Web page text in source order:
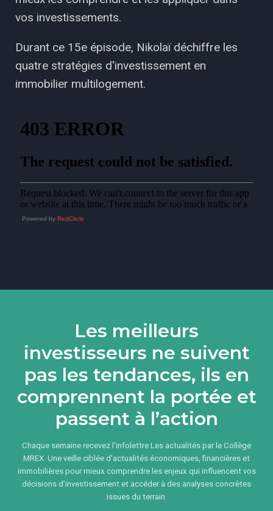
vos investissements.
Durant ce 15e épisode, Nikolaï déchiffre les
quatre stratégies d'investissement en
immobilier multilogement.
Powered by RedCircle
Les meilleurs
investisseurs ne suivent
pas les tendances, ils en
comprennent la portée et
passent à l’action
Chaque semaine recevez l'infolettre Les actualités par le Collège
MREX. Une veille ciblée d’actualités économiques, financières et
immobilières pour mieux comprendre les enjeux qui influencent vos
décisions d’investissement et accéder à des analyses concrètes
issues du terrain.